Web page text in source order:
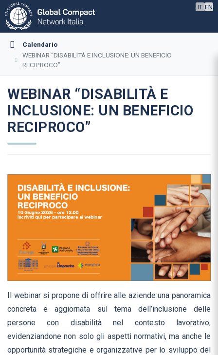
IT EN
Calendario
WEBINAR “DISABILITÀ E INCLUSIONE: UN BENEFICIO
RECIPROCO”
WEBINAR “DISABILITÀ E
INCLUSIONE: UN BENEFICIO
RECIPROCO”
Il webinar si propone di offrire alle aziende una panoramica
concreta e aggiornata sul tema dell’inclusione delle
persone con disabilità nel contesto lavorativo,
evidenziandone non solo gli aspetti normativi, ma anche le
opportunità strategiche e organizzative per lo sviluppo del